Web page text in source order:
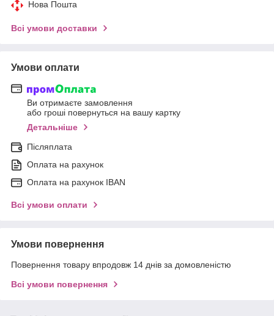
Нова Пошта
Всі умови доставки
Умови оплати
Ви отримаєте замовлення
або гроші повернуться на вашу картку
Детальніше
Післяплата
Оплата на рахунок
Оплата на рахунок IBAN
Всі умови оплати
Умови повернення
Повернення товару впродовж 14 днів за домовленістю
Всі умови повернення